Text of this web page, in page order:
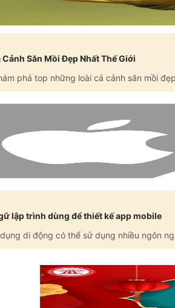
Săn Mồi Đẹp Nhất Thế Giới
phá top những loài cá cảnh săn mồi
lập trình dùng để thiết kế app mobile
di động có thể sử dụng nhiều ngôn